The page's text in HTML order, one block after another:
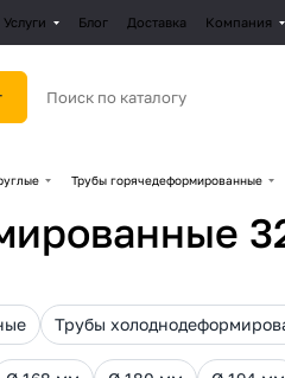
Услуги Блог Доставка Компания
Трубы горячедеформированные
Трубы